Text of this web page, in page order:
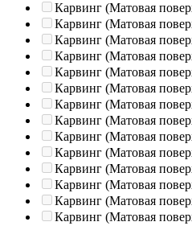
Карвинг (Матовая
Карвинг (Матовая
Карвинг (Матовая
Карвинг (Матовая
Карвинг (Матовая
Карвинг (Матовая
Карвинг (Матовая
Карвинг (Матовая
Карвинг (Матовая
Карвинг (Матовая
Карвинг (Матовая
Карвинг (Матовая
Карвинг (Матовая
Карвинг (Матовая